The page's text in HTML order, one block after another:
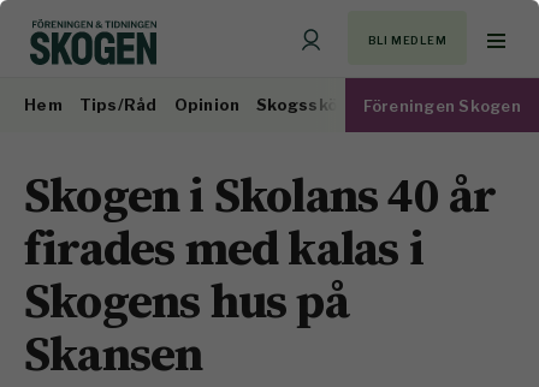
BLI MEDLEM
Hem Tips/Råd Opinion Skogsskötsel Virkesmarknad
Föreningen Skogen
Skogen i Skolans 40 år
firades med kalas i
Skogens hus på
Skansen